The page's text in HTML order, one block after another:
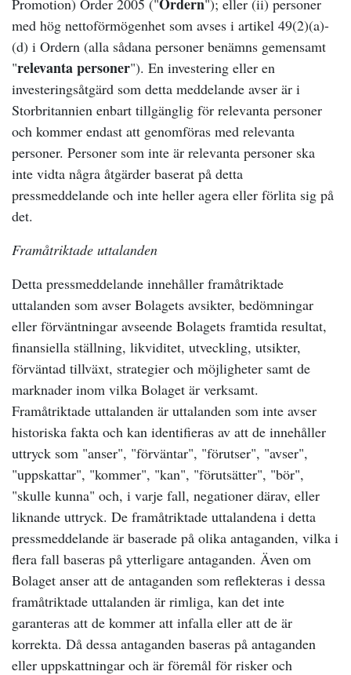
Promotion) Order 2005 ("
"); eller (ii) personer
med hög nettoförmögenhet som avses i artikel 49(2)(a)-
(d) i Ordern (alla sådana personer benämns gemensamt
"relevanta personer"). En investering eller en
investeringsåtgärd som detta meddelande avser är i
Storbritannien enbart tillgänglig för relevanta personer
och kommer endast att genomföras med relevanta
personer. Personer som inte är relevanta personer ska
inte vidta några åtgärder baserat på detta
pressmeddelande och inte heller agera eller förlita sig på
det.
Framåtriktade uttalanden
Detta pressmeddelande innehåller framåtriktade
uttalanden som avser Bolagets avsikter, bedömningar
eller förväntningar avseende Bolagets framtida resultat,
finansiella ställning, likviditet, utveckling, utsikter,
förväntad tillväxt, strategier och möjligheter samt de
marknader inom vilka Bolaget är verksamt.
Framåtriktade uttalanden är uttalanden som inte avser
historiska fakta och kan identifieras av att de innehåller
uttryck som "anser", "förväntar", "förutser", "avser",
"uppskattar", "kommer", "kan", "förutsätter", "bör",
"skulle kunna" och, i varje fall, negationer därav, eller
liknande uttryck. De framåtriktade uttalandena i detta
pressmeddelande är baserade på olika antaganden, vilka i
flera fall baseras på ytterligare antaganden. Även om
Bolaget anser att de antaganden som reflekteras i dessa
framåtriktade uttalanden är rimliga, kan det inte
garanteras att de kommer att infalla eller att de är
korrekta. Då dessa antaganden baseras på antaganden
eller uppskattningar och är föremål för risker och